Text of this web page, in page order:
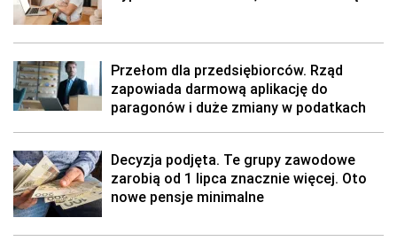
Przełom dla przedsiębiorców. Rząd
zapowiada darmową aplikację do
paragonów i duże zmiany w podatkach
Decyzja podjęta. Te grupy zawodowe
zarobią od 1 lipca znacznie więcej. Oto
nowe pensje minimalne